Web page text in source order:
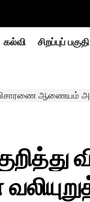
கல்வி சிறப்புப் பகுதி
ஆணையம் அமைக்க